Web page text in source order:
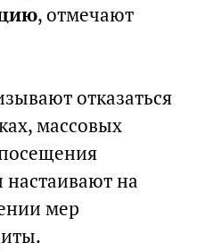
, отмечают
отказаться
массовых
на
мер